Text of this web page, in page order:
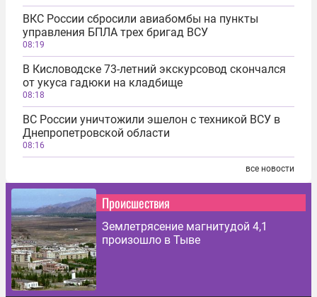
ВКС России сбросили авиабомбы на пункты
управления БПЛА трех бригад ВСУ
08:19
В Кисловодске 73-летний экскурсовод скончался
от укуса гадюки на кладбище
08:18
ВС России уничтожили эшелон с техникой ВСУ в
Днепропетровской области
08:16
все новости
Происшествия
Землетрясение магнитудой 4,1
произошло в Тыве